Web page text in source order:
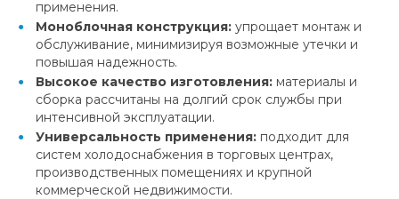
применения.
Моноблочная конструкция: упрощает монтаж и
обслуживание, минимизируя возможные утечки и
повышая надежность.
Высокое качество изготовления: материалы и
сборка рассчитаны на долгий срок службы при
интенсивной эксплуатации.
Универсальность применения: подходит для
систем холодоснабжения в торговых центрах,
производственных помещениях и крупной
коммерческой недвижимости.